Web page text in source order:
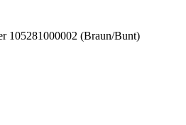
105281000002 (Braun/Bunt)